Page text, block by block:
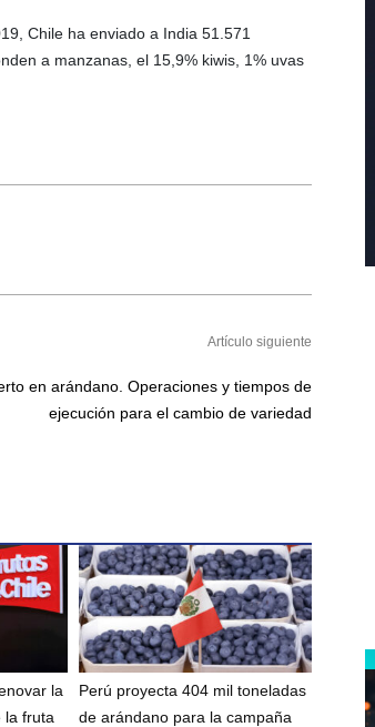
Chile ha enviado a India 51.571
a manzanas, el 15,9% kiwis, 1% uvas
Artículo siguiente
en arándano. Operaciones y tiempos de
ejecución para el cambio de variedad
la
la fruta
Perú proyecta 404 mil toneladas
de arándano para la campaña